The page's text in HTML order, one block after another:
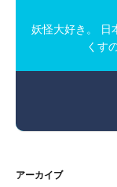
妖怪大好き。 日
くす
アーカイブ